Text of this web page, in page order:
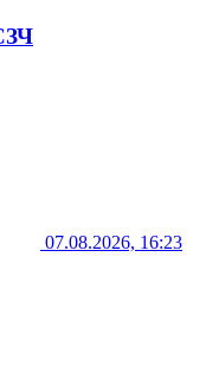
07.08.2026, 16:23